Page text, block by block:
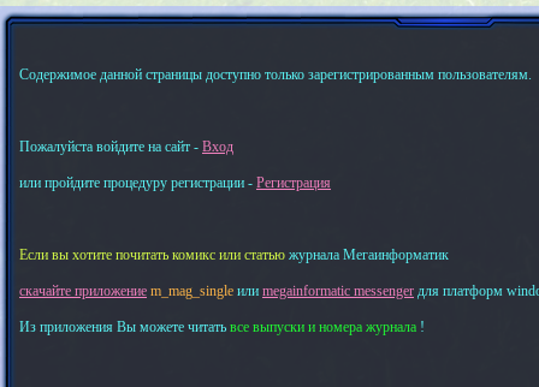
Содержимое данной страницы доступно только зарегистрированным пользователям.
Пожалуйста войдите на сайт - Вход
или пройдите процедуру регистрации - Регистрация
Если вы хотите почитать комикс или статью журнала Мегаинформатик
скачайте приложение m_mag_single или megainformatic messenger для платформ
Из приложения Вы можете читать все выпуски и номера журнала !